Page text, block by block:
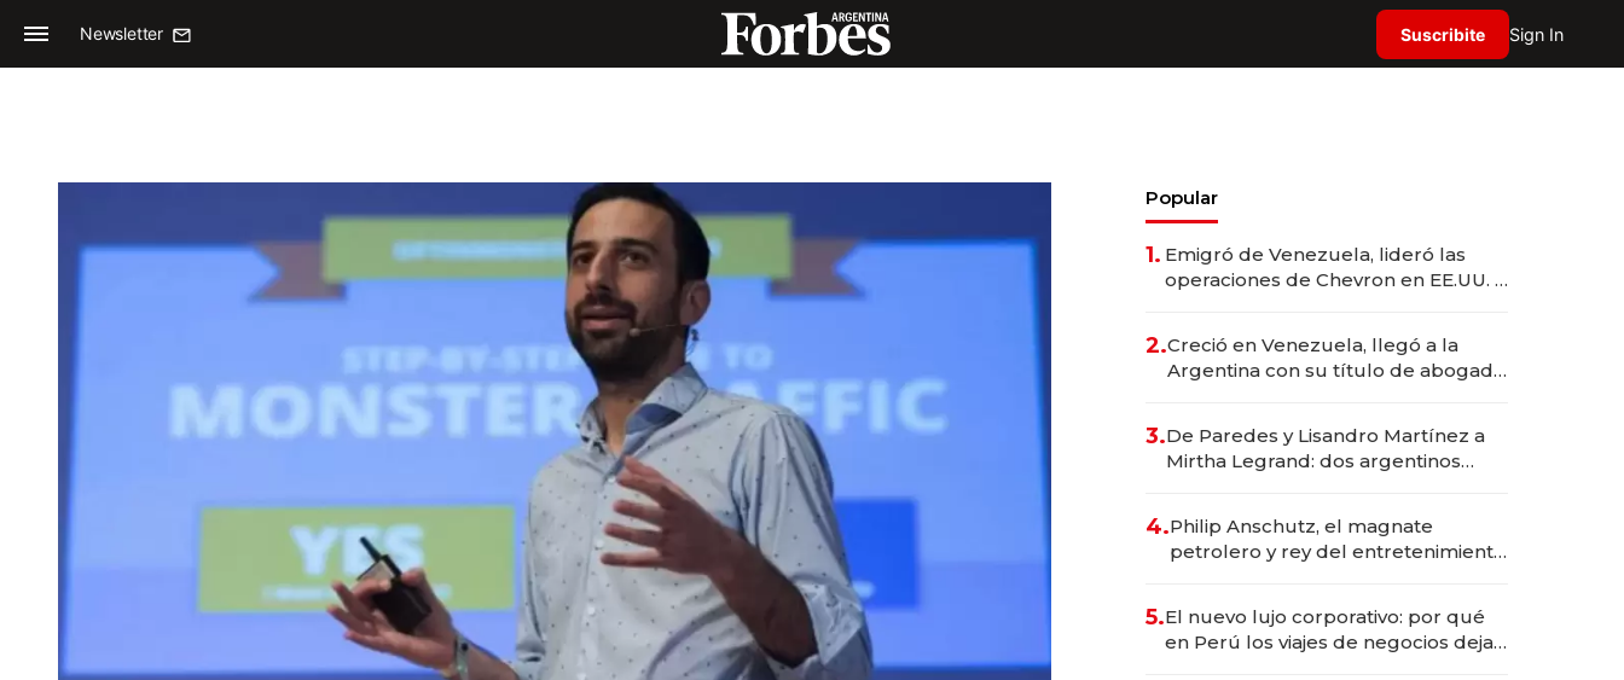
Newsletter Suscribite Sign In
Popular
1. Emigró de Venezuela, lideró las
operaciones de Chevron en EE.UU. y
2.Creció en Venezuela, llegó a la
Argentina con su título de abogado
marcas "fast premium"
3.De Paredes y Lisandro Martínez a
Mirtha Legrand: dos argentinos
4.Philip Anschutz, el magnate
petrolero y rey del entretenimiento
5.El nuevo lujo corporativo: por qué
en Perú los viajes de negocios dejan